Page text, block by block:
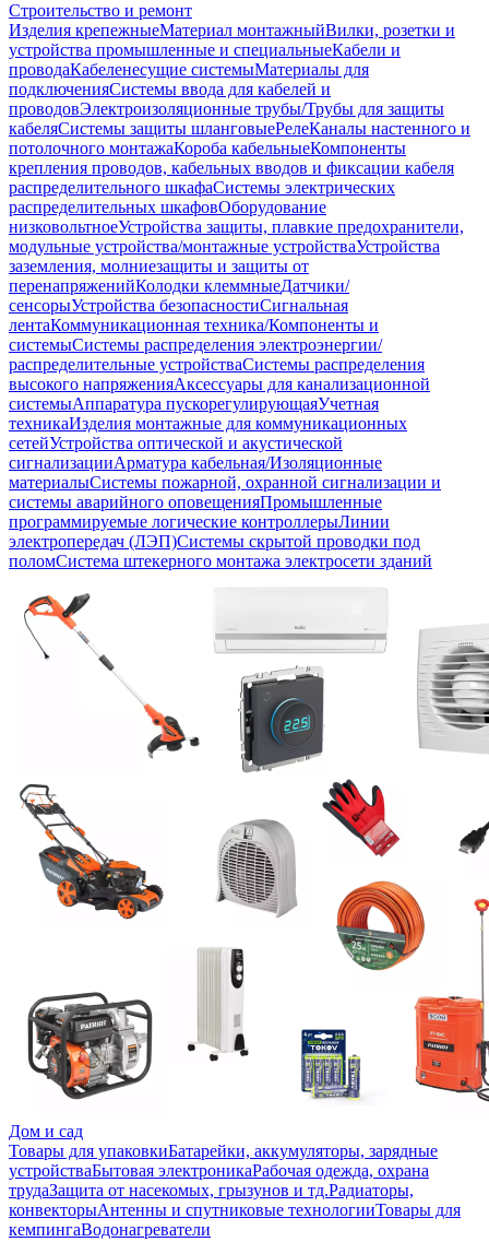
Строительство и ремонт
Изделия крепежныеМатериал монтажныйВилки, розетки и
устройства промышленные и специальныеКабели и
проводаКабеленесущие системыМатериалы для
подключенияСистемы ввода для кабелей и
проводовЭлектроизоляционные трубы/Трубы для защиты
кабеляСистемы защиты шланговыеРелеКаналы настенного и
потолочного монтажаКороба кабельныеКомпоненты
крепления проводов, кабельных вводов и фиксации кабеля
распределительного шкафаСистемы электрических
распределительных шкафовОборудование
низковольтноеУстройства защиты, плавкие предохранители,
модульные устройства/монтажные устройстваУстройства
заземления, молниезащиты и защиты от
перенапряженийКолодки клеммныеДатчики/
сенсорыУстройства безопасностиСигнальная
лентаКоммуникационная техника/Компоненты и
системыСистемы распределения электроэнергии/
распределительные устройстваСистемы распределения
высокого напряженияАксессуары для канализационной
системыАппаратура пускорегулирующаяУчетная
техникаИзделия монтажные для коммуникационных
сетейУстройства оптической и акустической
сигнализацииАрматура кабельная/Изоляционные
материалыСистемы пожарной, охранной сигнализации и
системы аварийного оповещенияПромышленные
программируемые логические контроллерыЛинии
электропередач (ЛЭП)Системы скрытой проводки под
поломСистема штекерного монтажа электросети зданий
Дом и сад
Товары для упаковкиБатарейки, аккумуляторы, зарядные
устройстваБытовая электроникаРабочая одежда, охрана
трудаЗащита от насекомых, грызунов и тд.Радиаторы,
конвекторыАнтенны и спутниковые технологииТовары для
кемпингаВодонагреватели